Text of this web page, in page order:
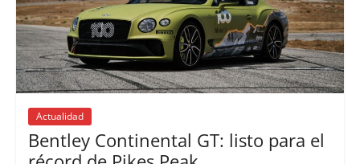
Actualidad
Bentley Continental GT: listo para el